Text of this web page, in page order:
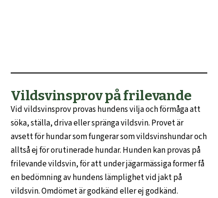
Vildsvinsprov på frilevande
Vid vildsvinsprov provas hundens vilja och förmåga att
söka, ställa, driva eller spränga vildsvin. Provet är
avsett för hundar som fungerar som vildsvinshundar och
alltså ej för orutinerade hundar. Hunden kan provas på
frilevande vildsvin, för att under jägarmässiga former få
en bedömning av hundens lämplighet vid jakt på
vildsvin. Omdömet är godkänd eller ej godkänd.